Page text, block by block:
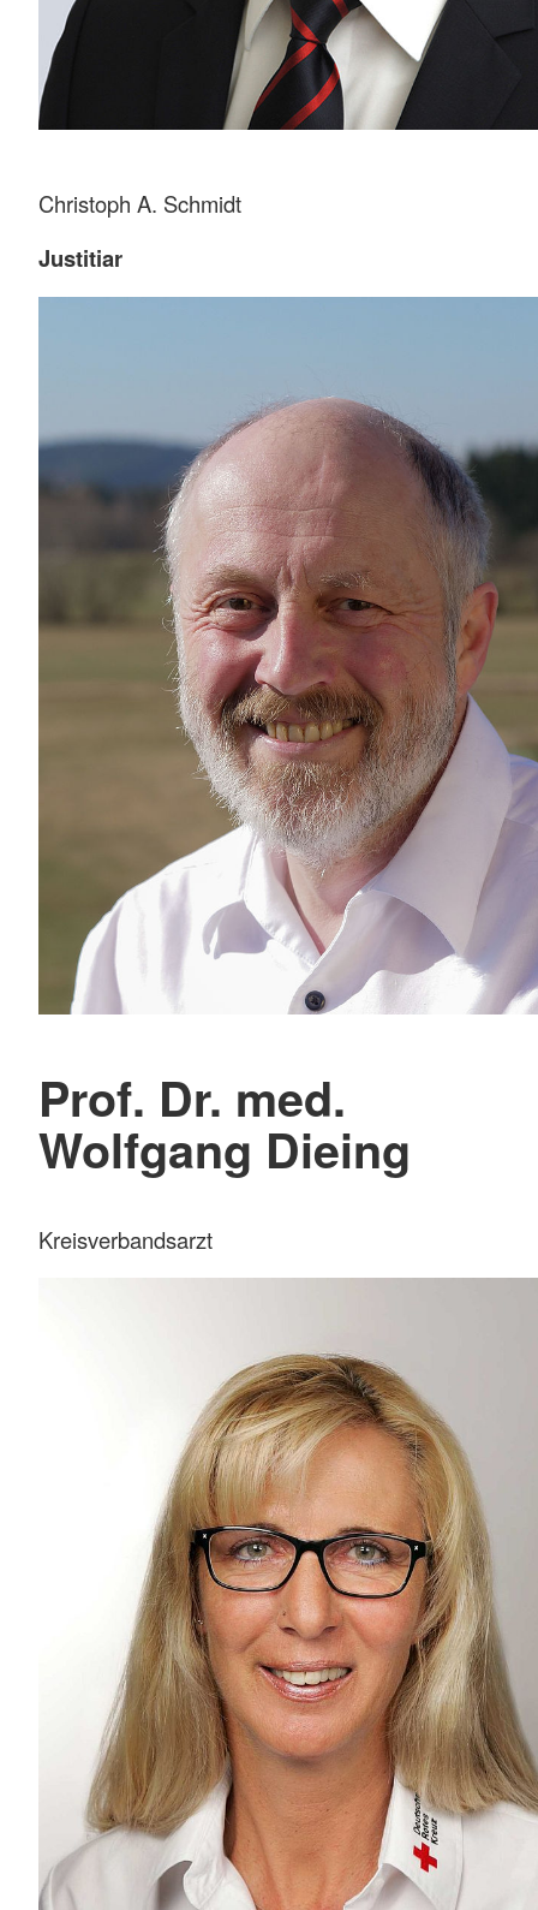
Christoph A. Schmidt
Justitiar
Prof. Dr. med.
Wolfgang Dieing
Kreisverbandsarzt